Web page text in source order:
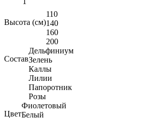
Высота (см)
110
140
160
200
Состав
Дельфиниум
Зелень
Каллы
Лилии
Папоротник
Розы
Цвет
Фиолетовый
Белый